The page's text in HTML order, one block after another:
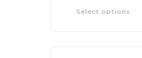
Select options